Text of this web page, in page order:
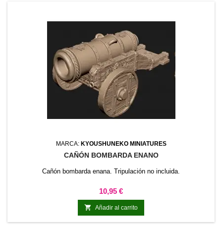
MARCA: KYOUSHUNEKO MINIATURES
CAÑÓN BOMBARDA ENANO
Cañón bombarda enana. Tripulación no incluida.
Precio
10,95 €
 Añadir al carrito